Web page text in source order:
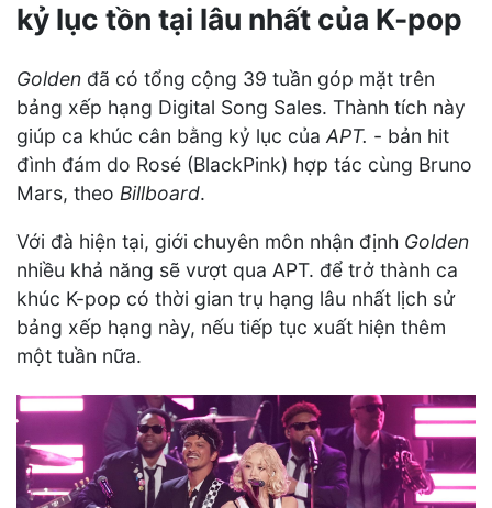
kỷ lục tồn tại lâu nhất của K-pop
Golden đã có tổng cộng 39 tuần góp mặt trên
bảng xếp hạng Digital Song Sales. Thành tích này
giúp ca khúc cân bằng kỷ lục củaAPT. - bản hit
đình đám do Rosé (BlackPink) hợp tác cùng Bruno
Mars, theo Billboard.
Với đà hiện tại, giới chuyên môn nhận định Golden
nhiều khả năng sẽ vượt qua APT. để trở thành ca
khúc K-pop có thời gian trụ hạng lâu nhất lịch sử
bảng xếp hạng này, nếu tiếp tục xuất hiện thêm
một tuần nữa.